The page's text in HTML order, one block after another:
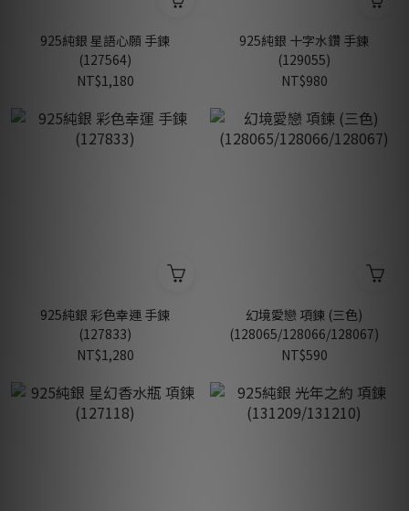
925純銀 星語心願 手鍊
(127564)
NT$1,180
925純銀 十字水鑽 手鍊
(129055)
NT$980
925純銀 彩色幸運 手鍊
(127833)
NT$1,280
幻境愛戀 項鍊 (三色)
(128065/128066/128067)
NT$590